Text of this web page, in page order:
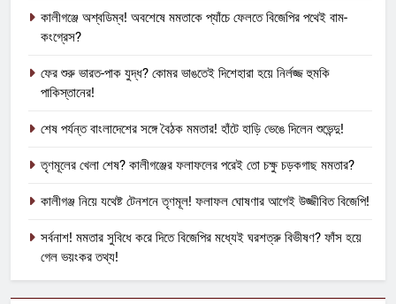
কালীগঞ্জে অশ্বডিম্ব! অবশেষে মমতাকে প্যাঁচে ফেলতে বিজেপির পথেই বাম-
কংগ্রেস?
ফের শুরু ভারত-পাক যুদ্ধ? কোমর ভাঙতেই দিশেহারা হয়ে নির্লজ্জ হুমকি
পাকিস্তানের!
শেষ পর্যন্ত বাংলাদেশের সঙ্গে বৈঠক মমতার! হাঁটে হাড়ি ভেঙে দিলেন শুভেন্দু!
তৃণমূলের খেলা শেষ? কালীগঞ্জের ফলাফলের পরেই তো চক্ষু চড়কগাছ মমতার?
কালীগঞ্জ নিয়ে যথেষ্ট টেনশনে তৃণমূল! ফলাফল ঘোষণার আগেই উজ্জীবিত বিজেপি!
সর্বনাশ! মমতার সুবিধে করে দিতে বিজেপির মধ্যেই ঘরশত্রু বিভীষণ? ফাঁস হয়ে
গেল ভয়ংকর তথ্য!